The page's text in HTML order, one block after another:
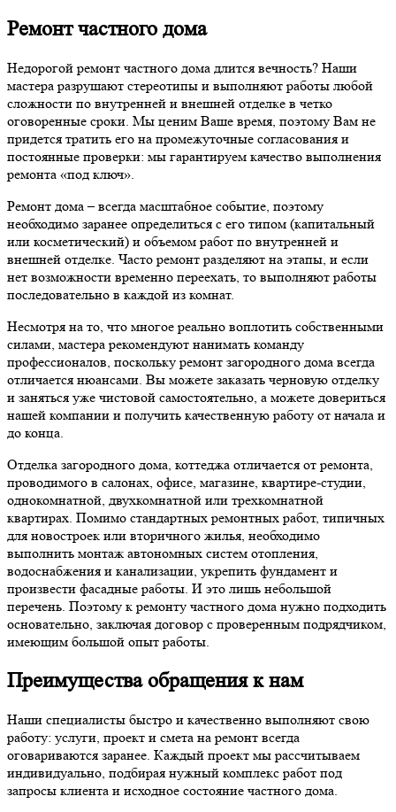
Ремонт частного дома
Недорогой ремонт частного дома длится вечность? Наши
мастера разрушают стереотипы и выполняют работы любой
сложности по внутренней и внешней отделке в четко
оговоренные сроки. Мы ценим Ваше время, поэтому Вам не
придется тратить его на промежуточные согласования и
постоянные проверки: мы гарантируем качество выполнения
ремонта «под ключ».
Ремонт дома – всегда масштабное событие, поэтому
необходимо заранее определиться с его типом (капитальный
или косметический) и объемом работ по внутренней и
внешней отделке. Часто ремонт разделяют на этапы, и если
нет возможности временно переехать, то выполняют работы
последовательно в каждой из комнат.
Несмотря на то, что многое реально воплотить собственными
силами, мастера рекомендуют нанимать команду
профессионалов, поскольку ремонт загородного дома всегда
отличается нюансами. Вы можете заказать черновую отделку
и заняться уже чистовой самостоятельно, а можете довериться
нашей компании и получить качественную работу от начала и
до конца.
Отделка загородного дома, коттеджа отличается от ремонта,
проводимого в салонах, офисе, магазине, квартире-студии,
однокомнатной, двухкомнатной или трехкомнатной
квартирах. Помимо стандартных ремонтных работ, типичных
для новостроек или вторичного жилья, необходимо
выполнить монтаж автономных систем отопления,
водоснабжения и канализации, укрепить фундамент и
произвести фасадные работы. И это лишь небольшой
перечень. Поэтому к ремонту частного дома нужно подходить
основательно, заключая договор с проверенным подрядчиком,
имеющим большой опыт работы.
Преимущества обращения к нам
Наши специалисты быстро и качественно выполняют свою
работу: услуги, проект и смета на ремонт всегда
оговариваются заранее. Каждый проект мы рассчитываем
индивидуально, подбирая нужный комплекс работ под
запросы клиента и исходное состояние частного дома.